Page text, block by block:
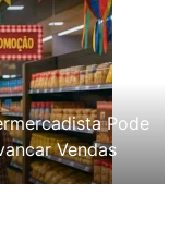
Pode
Vendas